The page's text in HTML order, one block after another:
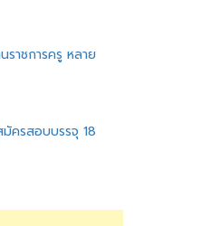
าชการครู หลาย
ครสอบบรรจุ 18